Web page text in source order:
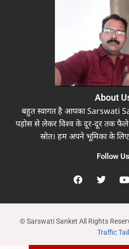
About
बहुत स्वागत है आपका Sarswati
पड़ोस से लेकर विश्व के दूर-दूर तक
स्रोत। हम अपने भूमिका के
Follow Us
© Sarswati Sanket All Rights
Traffic Tail